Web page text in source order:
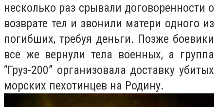
несколько раз срывали договоренности о
возврате тел и звонили матери одного из
погибших, требуя деньги. Позже боевики
все же вернули тела военных, а группа
“Груз-200” организовала доставку убитых
морских пехотинцев на Родину.